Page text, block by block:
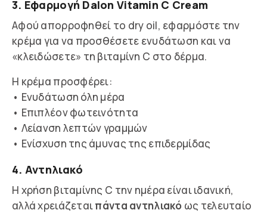
3. Εφαρμογή Dalon Vitamin C Cream
Αφού απορροφηθεί το dry oil, εφαρμόστε την
κρέμα για να προσθέσετε ενυδάτωση και να
«κλειδώσετε» τη βιταμίνη C στο δέρμα.
Η κρέμα προσφέρει:
• Ενυδάτωση όλη μέρα
• Επιπλέον φωτεινότητα
• Λείανση λεπτών γραμμών
• Ενίσχυση της άμυνας της επιδερμίδας
4. Αντηλιακό
Η χρήση βιταμίνης C την ημέρα είναι ιδανική,
αλλά χρειάζεταιπάντα αντηλιακό ως τελευταίο